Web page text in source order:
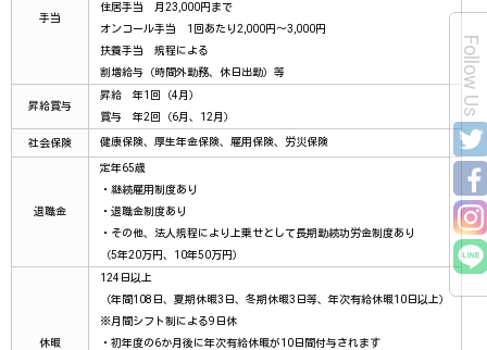
手当
住居手当 月23,000円まで
オンコール手当 1回あたり2,000円～3,000円
扶養手当 規程による
割増給与（時間外勤務、休日出勤）等
昇給賞与
昇給 年1回（4月）
賞与 年2回（6月、12月）
社会保険 健康保険、厚生年金保険、雇用保険、労災保険
退職金
定年65歳
・継続雇用制度あり
・退職金制度あり
・その他、法人規程により上乗せとして長期勤続功労金制度あり
（5年20万円、10年50万円）
休暇
124日以上
（年間108日、夏期休暇3日、冬期休暇3日等、年次有給休暇10日以上）
※月間シフト制による9日休
・初年度の6か月後に年次有給休暇が10日間付与されます
Follow Us